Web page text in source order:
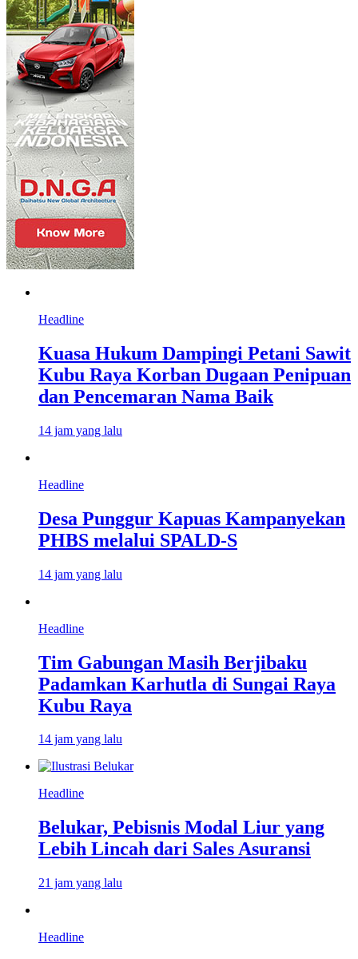
Headline
Kuasa Hukum Dampingi Petani Sawit
Kubu Raya Korban Dugaan Penipuan
dan Pencemaran Nama Baik
14 jam yang lalu
Headline
Desa Punggur Kapuas Kampanyekan
PHBS melalui SPALD-S
14 jam yang lalu
Headline
Tim Gabungan Masih Berjibaku
Padamkan Karhutla di Sungai Raya
Kubu Raya
14 jam yang lalu
Headline
Belukar, Pebisnis Modal Liur yang
Lebih Lincah dari Sales Asuransi
21 jam yang lalu
Headline